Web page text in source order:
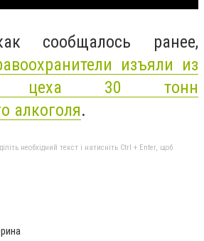
сообщалось ранее,
изъяли из
цеха 30 тонн
алкоголя.
необхідний текст і натисніть Ctrl + Enter, щоб